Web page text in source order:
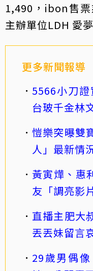
1,490，ibon售票
主辦單位LDH 愛
更多新聞報導
5566小刀
台玻千金林
愷樂突曝雙
人」最新情
黃寅燁、惠
友「調亮影
直播主肥大
丟丟妹留言
29歲男偶